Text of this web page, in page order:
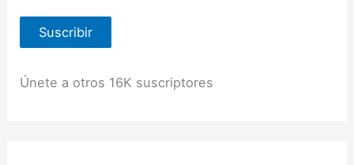
e
c
ó
Suscribir
Únete a otros 16K suscriptores